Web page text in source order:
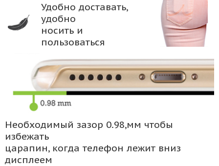
Удобно доставать,
удобно
носить и
пользоваться
Необходимый зазор 0.98,мм чтобы
избежать
царапин, когда телефон лежит вниз
дисплеем